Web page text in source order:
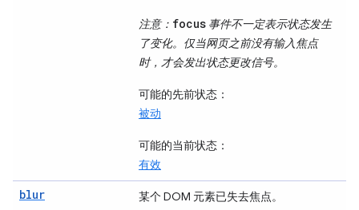
注意： focus 事件不一定表示状态发生
了变化。仅当网页之前没有输入焦点
时，才会发出状态更改信号。
可能的先前状态 ：
被动
可能的当前状态 ：
有效
blur 某个 DOM 元素已失去焦点。